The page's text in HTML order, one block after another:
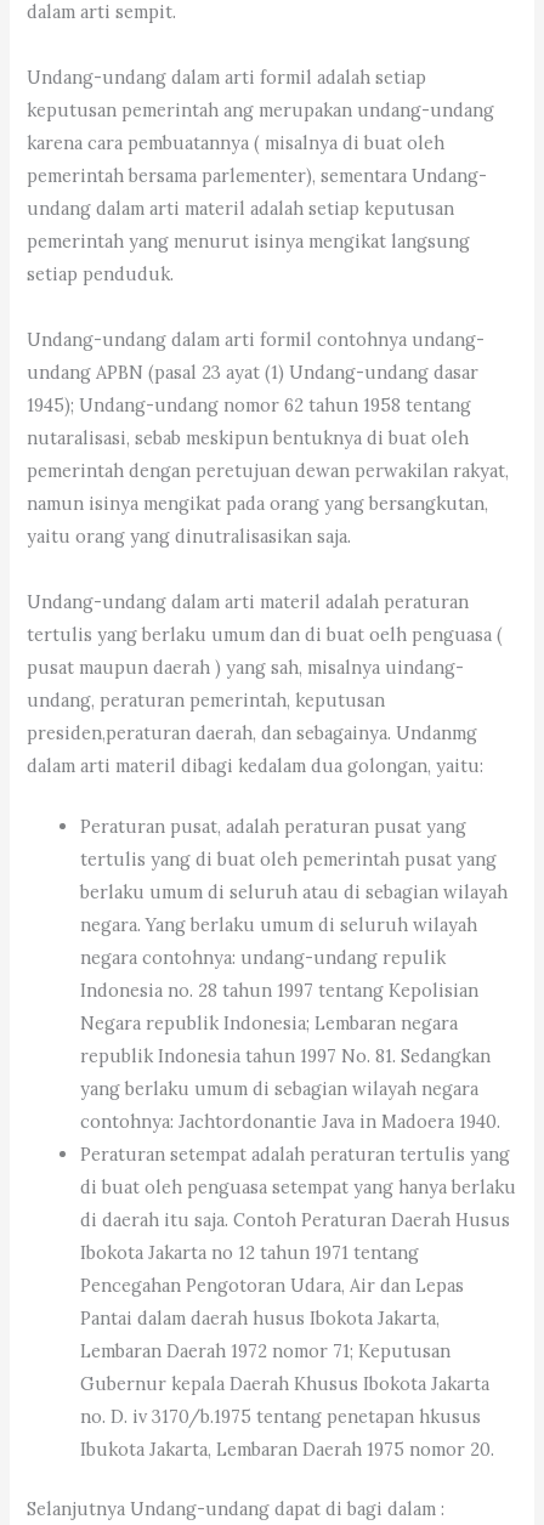
dalam arti sempit.
Undang-undang dalam arti formil adalah setiap
keputusan pemerintah ang merupakan undang-undang
karena cara pembuatannya ( misalnya di buat oleh
pemerintah bersama parlementer), sementara Undang-
undang dalam arti materil adalah setiap keputusan
pemerintah yang menurut isinya mengikat langsung
setiap penduduk.
Undang-undang dalam arti formil contohnya undang-
undang APBN (pasal 23 ayat (1) Undang-undang dasar
1945); Undang-undang nomor 62 tahun 1958 tentang
nutaralisasi, sebab meskipun bentuknya di buat oleh
pemerintah dengan peretujuan dewan perwakilan rakyat,
namun isinya mengikat pada orang yang bersangkutan,
yaitu orang yang dinutralisasikan saja.
Undang-undang dalam arti materil adalah peraturan
tertulis yang berlaku umum dan di buat oelh penguasa (
pusat maupun daerah ) yang sah, misalnya uindang-
undang, peraturan pemerintah, keputusan
presiden,peraturan daerah, dan sebagainya. Undanmg
dalam arti materil dibagi kedalam dua golongan, yaitu:
Peraturan pusat, adalah peraturan pusat yang
tertulis yang di buat oleh pemerintah pusat yang
berlaku umum di seluruh atau di sebagian wilayah
negara. Yang berlaku umum di seluruh wilayah
negara contohnya: undang-undang repulik
Indonesia no. 28 tahun 1997 tentang Kepolisian
Negara republik Indonesia; Lembaran negara
republik Indonesia tahun 1997 No. 81. Sedangkan
yang berlaku umum di sebagian wilayah negara
contohnya: Jachtordonantie Java in Madoera 1940.
Peraturan setempat adalah peraturan tertulis yang
di buat oleh penguasa setempat yang hanya berlaku
di daerah itu saja. Contoh Peraturan Daerah Husus
Ibokota Jakarta no 12 tahun 1971 tentang
Pencegahan Pengotoran Udara, Air dan Lepas
Pantai dalam daerah husus Ibokota Jakarta,
Lembaran Daerah 1972 nomor 71; Keputusan
Gubernur kepala Daerah Khusus Ibokota Jakarta
no. D. iv 3170/b.1975 tentang penetapan hkusus
Ibukota Jakarta, Lembaran Daerah 1975 nomor 20.
Selanjutnya Undang-undang dapat di bagi dalam :